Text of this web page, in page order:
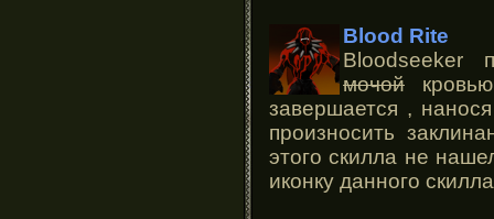
Blood Rite
Bloodseeker
мочой
завершается ,
произносить
этого скилла не
иконку данного